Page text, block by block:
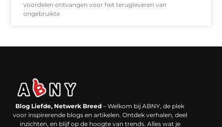
voordelen ontvangen voor het terugleveren van
ongebruikte
Blog Liefde, Netwerk Breed – Welkom bij ABNY, de plek
voor inspirerende blogs en artikelen. Ontdek verhalen, deel
inzichten, en blijf op de hoogte van trends. Alles wat je